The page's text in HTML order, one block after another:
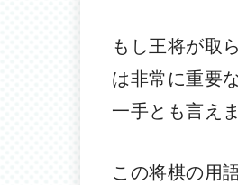
もし王将が取
は非常に重要
一手とも言えま
この将棋の用